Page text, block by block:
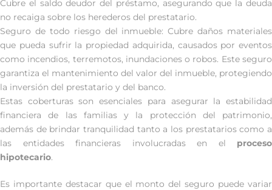
Cubre el saldo deudor del préstamo, asegurando que la deuda
no recaiga sobre los herederos del prestatario.
Seguro de todo riesgo del inmueble: Cubre daños materiales
que pueda sufrir la propiedad adquirida, causados por eventos
como incendios, terremotos, inundaciones o robos. Este seguro
garantiza el mantenimiento del valor del inmueble, protegiendo
la inversión del prestatario y del banco.
Estas coberturas son esenciales para asegurar la estabilidad
financiera de las familias y la protección del patrimonio,
además de brindar tranquilidad tanto a los prestatarios como a
las entidades financieras involucradas en el proceso
hipotecario.
Es importante destacar que el monto del seguro puede variar